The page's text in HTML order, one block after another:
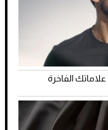
من علاماتك الفاخرة